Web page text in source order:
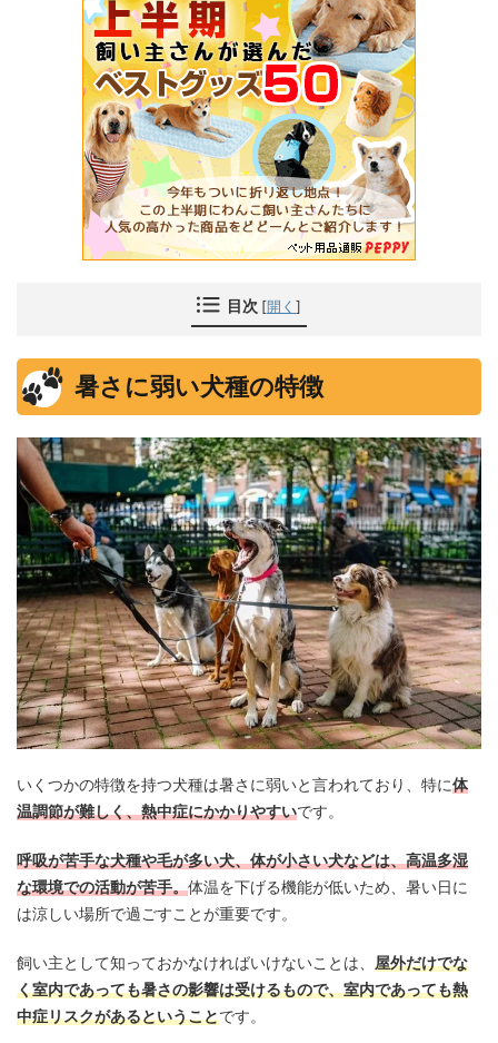
目次 [開く ]
暑さに弱い犬種の特徴
いくつかの特徴を持つ犬種は暑さに弱いと言われており、特に体
温調節が難しく、熱中症にかかりやすいです。
呼吸が苦手な犬種や毛が多い犬、体が小さい犬などは、高温多湿
な環境での活動が苦手。体温を下げる機能が低いため、暑い日に
は涼しい場所で過ごすことが重要です。
飼い主として知っておかなければいけないことは、 屋外だけでな
く室内であっても暑さの影響は受けるもので、室内であっても熱
中症リスクがあるということです。